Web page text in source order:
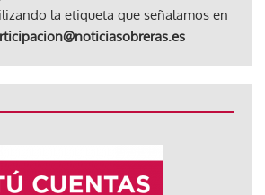
la etiqueta que señalamos en